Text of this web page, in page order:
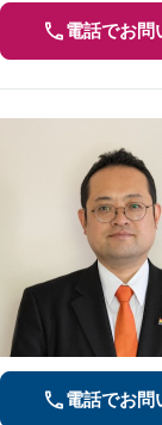
電話でお問
電話でお問